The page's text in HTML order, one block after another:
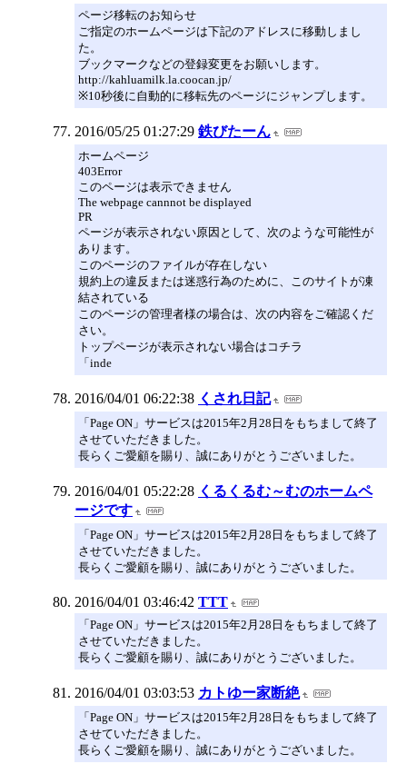
ページ移転のお知らせ
ご指定のホームページは下記のアドレスに移動しまし
た。
ブックマークなどの登録変更をお願いします。
http://kahluamilk.la.coocan.jp/
※10秒後に自動的に移転先のページにジャンプします。
2016/05/25 01:27:29 鉄びたーん
ホームページ
403Error
このページは表示できません
The webpage cannnot be displayed
PR
ページが表示されない原因として、次のような可能性が
あります。
このページのファイルが存在しない
規約上の違反または迷惑行為のために、このサイトが凍
結されている
このページの管理者様の場合は、次の内容をご確認くだ
さい。
トップページが表示されない場合はコチラ
「inde
2016/04/01 06:22:38 くされ日記
「Page ON」サービスは2015年2月28日をもちまして終了
させていただきました。
長らくご愛顧を賜り、誠にありがとうございました。
2016/04/01 05:22:28 くるくるむ～むのホームペ
ージです
「Page ON」サービスは2015年2月28日をもちまして終了
させていただきました。
長らくご愛顧を賜り、誠にありがとうございました。
2016/04/01 03:46:42 TTT
「Page ON」サービスは2015年2月28日をもちまして終了
させていただきました。
長らくご愛顧を賜り、誠にありがとうございました。
2016/04/01 03:03:53 カトゆー家断絶
「Page ON」サービスは2015年2月28日をもちまして終了
させていただきました。
長らくご愛顧を賜り、誠にありがとうございました。